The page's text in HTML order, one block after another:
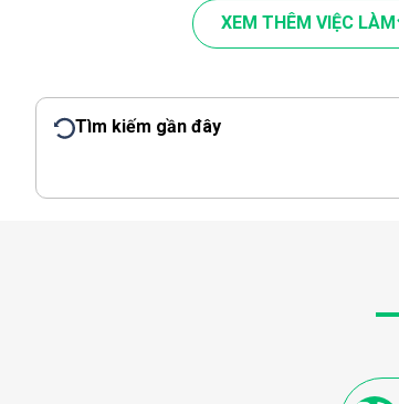
XEM THÊM VIỆC LÀM
Tìm kiếm gần đây